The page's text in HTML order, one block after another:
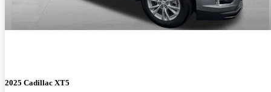
2025 Cadillac XT5